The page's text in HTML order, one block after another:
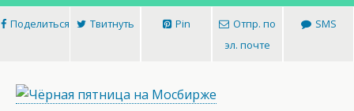
Поделиться Твитнуть Pin
Отпр. по
эл. почте
SMS